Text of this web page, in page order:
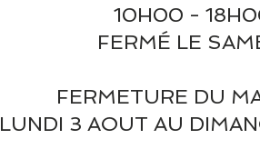
10H00 -
FERMÉ LE
FERMETURE DU
LUNDI 3 AOUT AU